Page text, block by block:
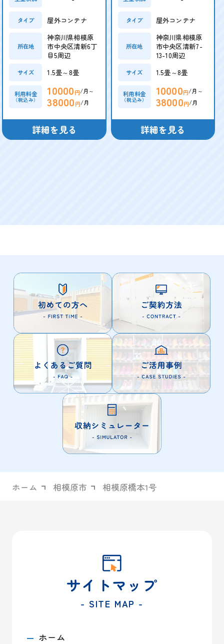
タイプ 屋外コンテナ
所在地
神奈川県相模原
市中央区清新6丁
目5周辺
サイズ 1.5畳～8畳
利用料金
（税込み）
10000円/月～
38000円/月
詳細を見る
タイプ 屋外コンテナ
所在地
神奈川県相模原
市中央区清新7-
13-10周辺
サイズ 1.5畳～8畳
利用料金
（税込み）
10000円/月～
38000円/月
詳細を見る
ホーム 相模原市 相模原橋本1号
サイトマップ
- SITE MAP -
ホーム